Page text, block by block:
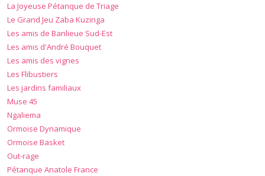
La Joyeuse Pétanque de Triage
Le Grand Jeu Zaba Kuzinga
Les amis de Banlieue Sud-Est
Les amis d'André Bouquet
Les amis des vignes
Les Flibustiers
Les jardins familiaux
Muse 45
Ngaliema
Ormoise Dynamique
Ormoise Basket
Out-rage
Pétanque Anatole France